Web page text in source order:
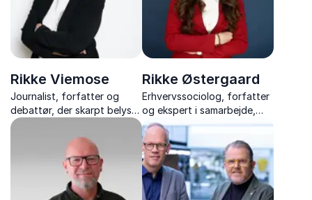
Rikke Viemose
Journalist, forfatter og
debattør, der skarpt belyser
emner som køn, stalking,
kultur og cancelkultur med
erfaringer fra hendes
professionelle og personlige
Rikke Østergaard
Erhvervssociolog, forfatter
og ekspert i samarbejde,
stress og konfliktløsning